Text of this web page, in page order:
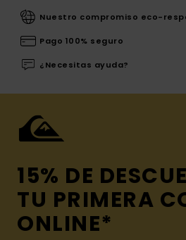
Nuestro compromiso eco-
Pago 100% seguro
¿Necesitas ayuda?
15% DE
TU PRIMERA
ONLINE*